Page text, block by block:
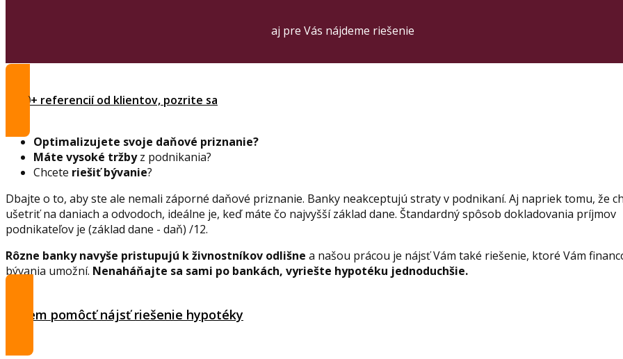
aj pre Vás nájdeme riešenie
1000+ referencií od klientov, pozrite sa
Optimalizujete svoje daňové priznanie?
Máte vysoké tržbyz podnikania?
Chcete riešiť bývanie?
Dbajte o to, aby ste ale nemali záporné daňové priznanie. Banky neakceptujú straty v podnikaní. Aj napriek tomu, že
ušetriť na daniach a odvodoch, ideálne je, keď máte čo najvyšší základ dane. Štandardný spôsob dokladovania príjmov
podnikateľov je (základ dane - daň) /12.
Rôzne banky navyše pristupujú k živnostníkov odlišne a našou prácou je nájsť Vám také riešenie, ktoré Vám
bývania umožní. Nenaháňajte sa sami po bankách, vyriešte hypotéku jednoduchšie.
Chcem pomôcť nájsť riešenie hypotéky